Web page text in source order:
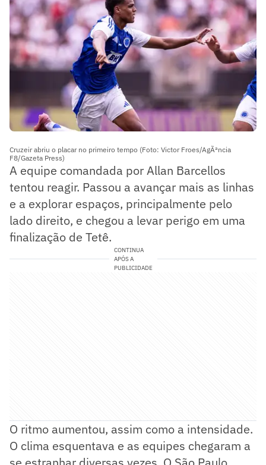
Cruzeir abriu o placar no primeiro tempo (Foto: Victor Froes/AgÃªncia
F8/Gazeta Press)
A equipe comandada por Allan Barcellos
tentou reagir. Passou a avançar mais as linhas
e a explorar espaços, principalmente pelo
lado direito, e chegou a levar perigo em uma
finalização de Tetê.
CONTINUA
APÓS A
PUBLICIDADE
O ritmo aumentou, assim como a intensidade.
O clima esquentava e as equipes chegaram a